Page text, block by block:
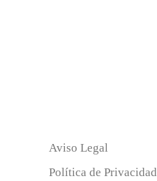
Aviso Legal
Política de Privacidad